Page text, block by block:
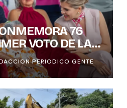
76
VOTO DE LAS
BRINDA
DE LAS
VOTANTES
PERIODICO GENTE